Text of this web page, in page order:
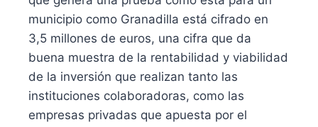
municipio como Granadilla está cifrado en
3,5 millones de euros, una cifra que da
buena muestra de la rentabilidad y viabilidad
de la inversión que realizan tanto las
instituciones colaboradoras, como las
empresas privadas que apuesta por el